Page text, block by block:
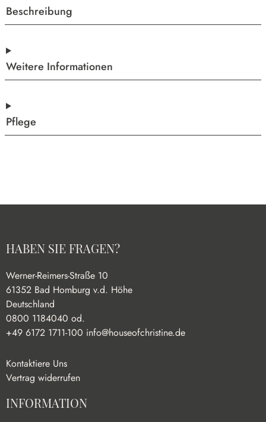
Beschreibung
Weitere Informationen
Pflege
HABEN SIE FRAGEN?
Werner-Reimers-Straße 10
61352 Bad Homburg v.d. Höhe
Deutschland
0800 1184040 od.
+49 6172 1711-100 info@houseofchristine.de
Kontaktiere Uns
Vertrag widerrufen
INFORMATION